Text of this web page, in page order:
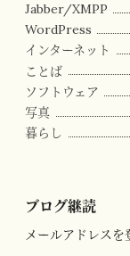
Jabber/XMPP
WordPress
インターネット
ことば
ソフトウェア
写真
暮らし
ブログ継読
メールアドレスを